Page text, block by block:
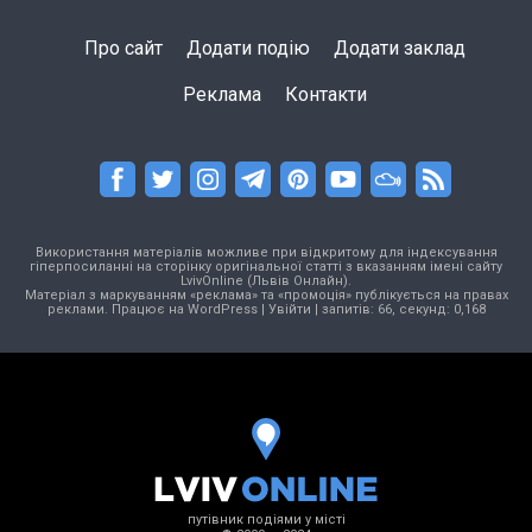
Про сайт Додати подію Додати заклад
Реклама Контакти
Використання матеріалів можливе при відкритому для індексування
гіперпосиланні на сторінку оригінальної статті з вказанням імені сайту
LvivOnline (Львів Онлайн).
Матеріал з маркуванням «реклама» та «промоція» публікується на правах
реклами. Працює на WordPress| Увійти | запитів: 66, секунд: 0,168
путівник подіями у місті